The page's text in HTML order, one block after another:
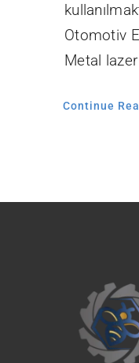
Otomotiv
Metal
Continue